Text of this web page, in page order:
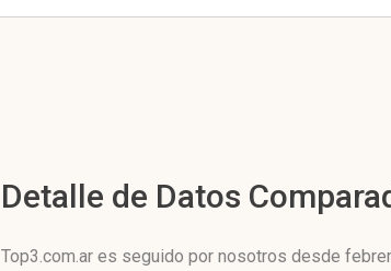
Detalle de Datos
Top3.com.ar es seguido por nosotros desde